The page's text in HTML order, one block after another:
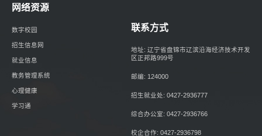
网络资源
数字校园
招生信息网
就业信息
教务管理系统
心理健康
学习通
联系方式
地址: 辽宁省盘锦市辽滨沿海经济技术开发
区正邦路999号
邮编: 124000
招生就业处: 0427-2936777
综合办公室: 0427-2936766
校企合作: 0427-2936798